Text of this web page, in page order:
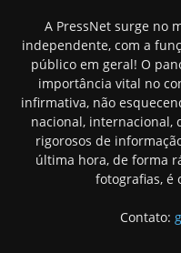
A PressNet surge no
independente, com a
público em geral! O
importância vital no
infirmativa, não
nacional, internacional,
rigorosos de
última hora, de forma
fotografias, é
Contato: